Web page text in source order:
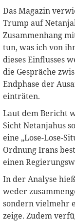
Das Magazin
Trump auf
Zusammenhang
tun, was ich von
dieses Einflusses
die Gespräche
Endphase der
einträten.
Laut dem Bericht
Sicht Netanjahus
eine „Lose-Lose-
Ordnung Irans
einen
In der Analyse
weder
sondern vielmehr
zeige. Zudem